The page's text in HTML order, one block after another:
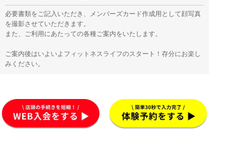
必要書類をご記入いただき、メンバーズカード作成用として顔写真
を撮影させていただきます。
また、ご利用にあたっての各種ご案内をいたします。
ご案内後はいよいよフィットネスライフのスタート！存分にお楽し
みください。